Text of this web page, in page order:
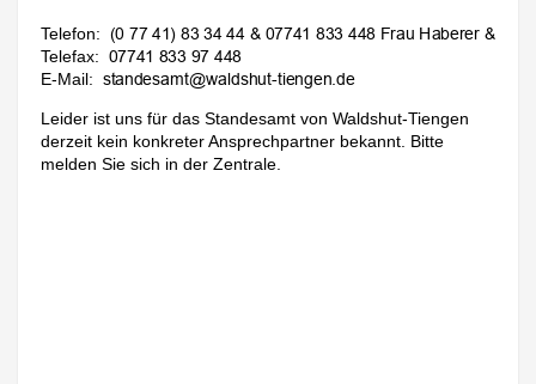
Telefon:
Telefax:
E-Mail:
Leider ist uns für das Standesamt von Waldshut-Tiengen
derzeit kein konkreter Ansprechpartner bekannt. Bitte
melden Sie sich in der Zentrale.